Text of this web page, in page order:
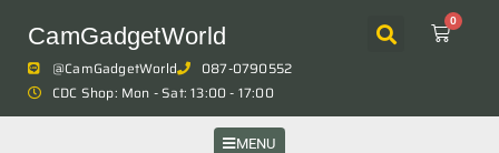
CamGadgetWorld
0
@CamGadgetWorld
087-0790552
CDC Shop: Mon - Sat: 13:00 - 17:00
MENU